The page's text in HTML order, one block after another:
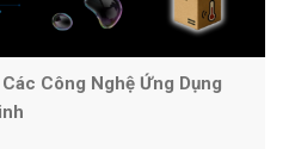
Công Nghệ Ứng Dụng